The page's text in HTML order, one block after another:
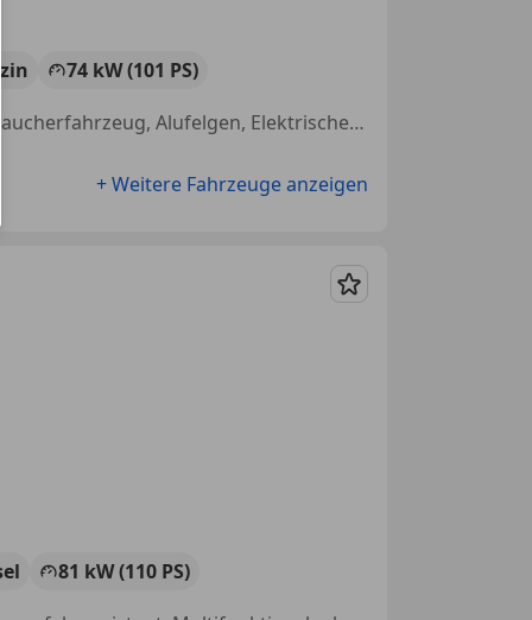
74 kW (101 PS)
Einparkhilfe Rückfahrkamera, Sitzheizung, Spurhalteassistent, Nichtraucherfahrzeug, Alufelgen, Elektrische Fensterheber, Beheizbares Lenkrad, Fernlichtassistent
+ Weitere Fahrzeuge anzeigen
Merken
81 kW (110 PS)